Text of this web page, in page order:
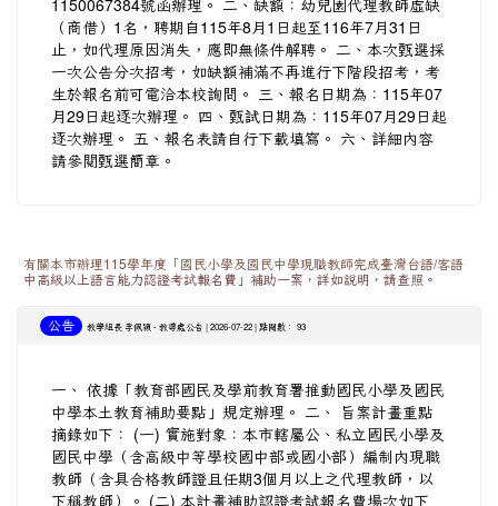
1150067384號函辦理。 二、缺額：幼兒園代理教師虛缺
（商借）1名，聘期自115年8月1日起至116年7月31日
止，如代理原因消失，應即無條件解聘。 二、本次甄選採
一次公告分次招考，如缺額補滿不再進行下階段招考，考
生於報名前可電洽本校詢問。 三、報名日期為：115年07
月29日起逐次辦理。 四、甄試日期為：115年07月29日起
逐次辦理。 五、報名表請自行下載填寫。 六、詳細內容
請參閱甄選簡章。
有關本市辦理115學年度「國民小學及國民中學現職教師完成臺灣台語/客語
中高級以上語言能力認證考試報名費」補助一案，詳如說明，請查照。
公告 教學組長 李佩穎 - 教導處公告 | 2026-07-22 | 點閱數： 93
一、 依據「教育部國民及學前教育署推動國民小學及國民
中學本土教育補助要點」規定辦理。 二、 旨案計畫重點
摘錄如下： (一) 實施對象：本市轄屬公、私立國民小學及
國民中學（含高級中等學校國中部或國小部）編制內現職
教師（含具合格教師證且任期3個月以上之代理教師，以
下稱教師）。 (二) 本計畫補助認證考試報名費場次如下